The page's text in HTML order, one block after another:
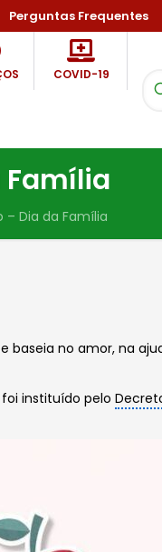
Perguntas Frequentes
COVID-19
Família
– Dia da Família
no amor, na
foi instituído pelo